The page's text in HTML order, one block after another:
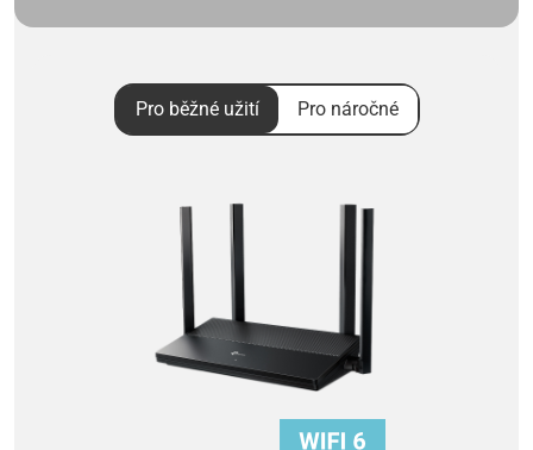
Pro běžné užití Pro náročné